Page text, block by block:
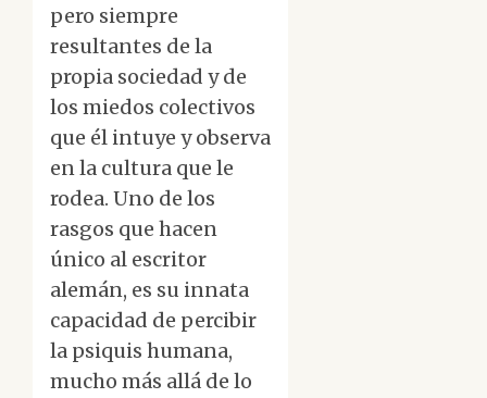
pero siempre
resultantes de la
propia sociedad y de
los miedos colectivos
que él intuye y observa
en la cultura que le
rodea. Uno de los
rasgos que hacen
único al escritor
alemán, es su innata
capacidad de percibir
la psiquis humana,
mucho más allá de lo